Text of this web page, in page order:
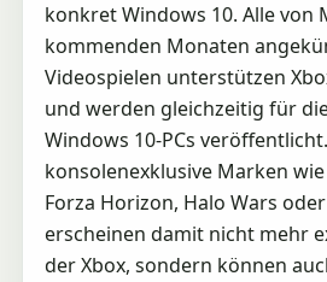
konkret Windows 10. Alle von
kommenden Monaten
Videospielen unterstützen
und werden gleichzeitig für
Windows 10-PCs
konsolenexklusive Marken wie
Forza Horizon, Halo Wars
erscheinen damit nicht mehr
der Xbox, sondern können